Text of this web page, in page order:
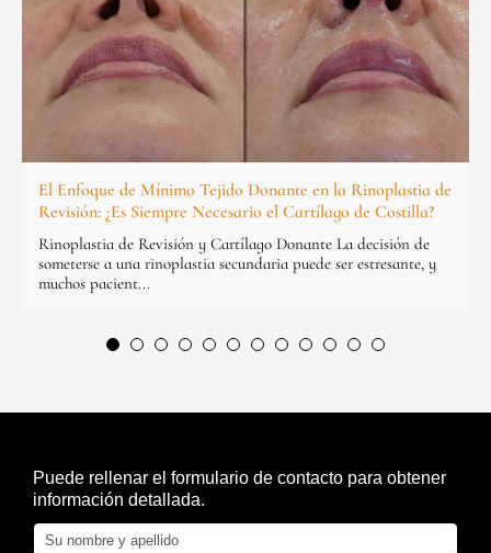
El Enfoque de Mínimo Tejido Donante en la Rinoplastia de
Revisión: ¿Es Siempre Necesario el Cartílago de Costilla?
Rinoplastia de Revisión y Cartílago Donante La decisión de
someterse a una rinoplastia secundaria puede ser estresante, y
muchos pacient...
Puede rellenar el formulario de contacto para obtener
información detallada.